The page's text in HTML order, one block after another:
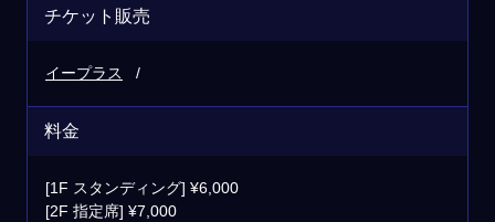
チケット販売
イープラス
料金
[1F スタンディング] ¥6,000
[2F 指定席] ¥7,000